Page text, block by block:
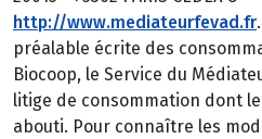
http://www.mediateurfevad.fr
préalable écrite des
Biocoop, le Service du
litige de consommation dont
abouti. Pour connaître les